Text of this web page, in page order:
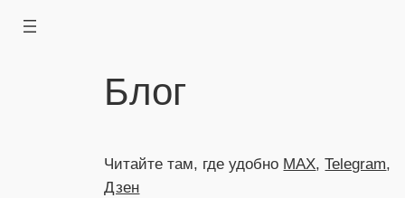
Перейти
Блог
Читайте там, где удобно MAX,Telegram,
Дзен